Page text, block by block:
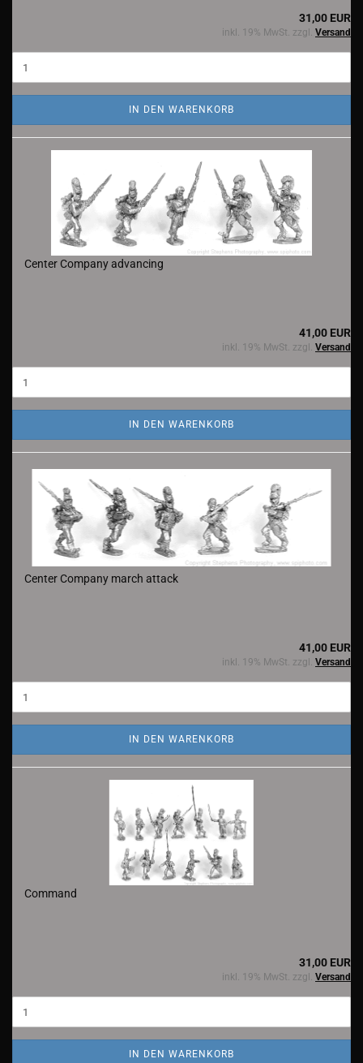
31,00 EUR
inkl. 19% MwSt. zzgl. Versand
IN DEN WARENKORB
Center Company advancing
41,00 EUR
inkl. 19% MwSt. zzgl. Versand
IN DEN WARENKORB
Center Company march attack
41,00 EUR
inkl. 19% MwSt. zzgl. Versand
IN DEN WARENKORB
Command
31,00 EUR
inkl. 19% MwSt. zzgl. Versand
IN DEN WARENKORB